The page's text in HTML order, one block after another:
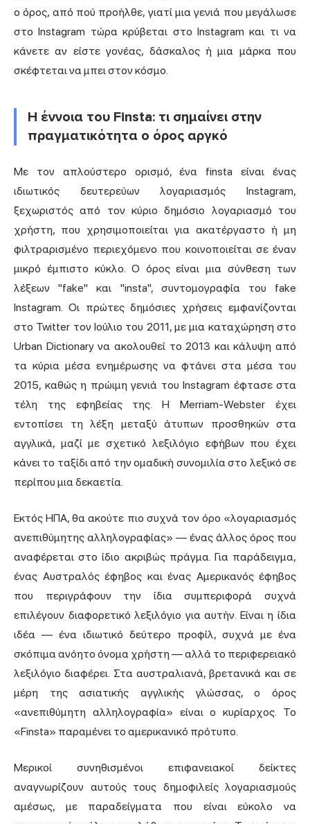
ο όρος, από πού προήλθε, γιατί μια γενιά που μεγάλωσε
στο Instagram τώρα κρύβεται στο Instagram και τι να
κάνετε αν είστε γονέας, δάσκαλος ή μια μάρκα που
σκέφτεται να μπει στον κόσμο.
Η έννοια του Finsta: τι σημαίνει στην
πραγματικότητα ο όρος αργκό
Με τον απλούστερο ορισμό, ένα finsta είναι ένας
ιδιωτικός δευτερεύων λογαριασμός Instagram,
ξεχωριστός από τον κύριο δημόσιο λογαριασμό του
χρήστη, που χρησιμοποιείται για ακατέργαστο ή μη
φιλτραρισμένο περιεχόμενο που κοινοποιείται σε έναν
μικρό έμπιστο κύκλο. Ο όρος είναι μια σύνθεση των
λέξεων "fake" και "insta", συντομογραφία του fake
Instagram. Οι πρώτες δημόσιες χρήσεις εμφανίζονται
στο Twitter τον Ιούλιο του 2011, με μια καταχώρηση στο
Urban Dictionary να ακολουθεί το 2013 και κάλυψη από
τα κύρια μέσα ενημέρωσης να φτάνει στα μέσα του
2015, καθώς η πρώιμη γενιά του Instagram έφτασε στα
τέλη της εφηβείας της. Η Merriam-Webster έχει
εντοπίσει τη λέξη μεταξύ άτυπων προσθηκών στα
αγγλικά, μαζί με σχετικό λεξιλόγιο εφήβων που έχει
κάνει το ταξίδι από την ομαδική συνομιλία στο λεξικό σε
περίπου μια δεκαετία.
Εκτός ΗΠΑ, θα ακούτε πιο συχνά τον όρο «λογαριασμός
ανεπιθύμητης αλληλογραφίας» — ένας άλλος όρος που
αναφέρεται στο ίδιο ακριβώς πράγμα. Για παράδειγμα,
ένας Αυστραλός έφηβος και ένας Αμερικανός έφηβος
που περιγράφουν την ίδια συμπεριφορά συχνά
επιλέγουν διαφορετικό λεξιλόγιο για αυτήν. Είναι η ίδια
ιδέα — ένα ιδιωτικό δεύτερο προφίλ, συχνά με ένα
σκόπιμα ανόητο όνομα χρήστη — αλλά το περιφερειακό
λεξιλόγιο διαφέρει. Στα αυστραλιανά, βρετανικά και σε
μέρη της ασιατικής αγγλικής γλώσσας, ο όρος
«ανεπιθύμητη αλληλογραφία» είναι ο κυρίαρχος. Το
«Finsta» παραμένει το αμερικανικό πρότυπο.
Μερικοί συνηθισμένοι επιφανειακοί δείκτες
αναγνωρίζουν αυτούς τους δημοφιλείς λογαριασμούς
αμέσως, με παραδείγματα που είναι εύκολο να